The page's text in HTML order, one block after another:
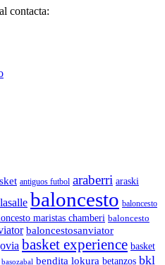
contacta:
antiguos futbol araberri araski
baloncesto baloncesto
maristas chamberi baloncesto
baloncestosanviator
basket experience basket
basozabal bendita lokura betanzos bkl